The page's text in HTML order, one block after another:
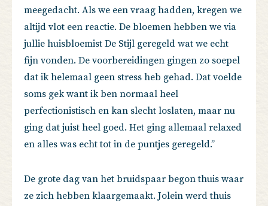
meegedacht. Als we een vraag hadden, kregen we
altijd vlot een reactie. De bloemen hebben we via
jullie huisbloemist De Stijl geregeld wat we echt
fijn vonden. De voorbereidingen gingen zo soepel
dat ik helemaal geen stress heb gehad. Dat voelde
soms gek want ik ben normaal heel
perfectionistisch en kan slecht loslaten, maar nu
ging dat juist heel goed. Het ging allemaal relaxed
en alles was echt tot in de puntjes geregeld.’’
De grote dag van het bruidspaar begon thuis waar
ze zich hebben klaargemaakt. Jolein werd thuis